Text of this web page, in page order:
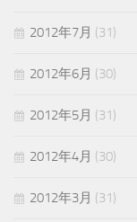
2012年7月 (31)
2012年6月 (30)
2012年5月 (31)
2012年4月 (30)
2012年3月 (31)